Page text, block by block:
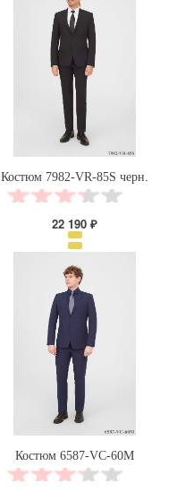
Костюм 7982-VR-85S черн.
22 190 ₽
Костюм 6587-VC-60M